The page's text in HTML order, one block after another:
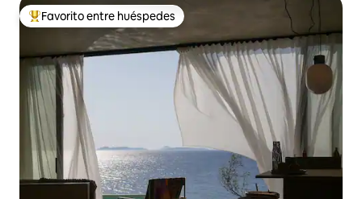
Favorito entre los huéspedes más destacados
Favorito entre huéspedes